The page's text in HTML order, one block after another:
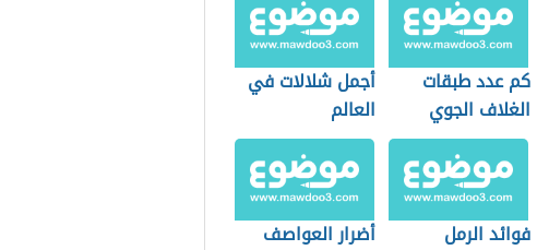
كم عدد طبقات
الغلاف الجوي
أجمل شلالات في
العالم
فوائد الرمل
أضرار العواصف